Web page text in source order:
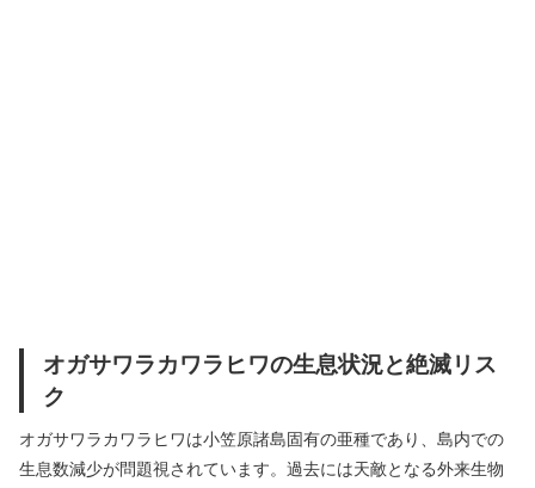
オガサワラカワラヒワの生息状況と絶滅リス
ク
オガサワラカワラヒワは小笠原諸島固有の亜種であり、島内での
生息数減少が問題視されています。過去には天敵となる外来生物